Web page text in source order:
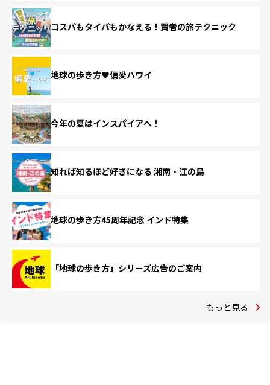
コスパもタイパもかなえる！賢者の旅テクニック
地球の歩き方♥偏愛ハワイ
今年の夏はインスパイアへ！
知れば知るほど好きになる 湘南・江の島
地球の歩き方45周年記念 インド特集
「地球の歩き方」シリーズ広告のご案内
もっと見る